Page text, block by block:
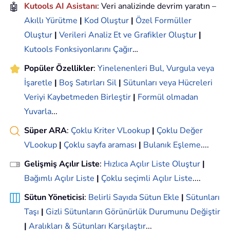
🤖 Kutools AI Asistanı: Veri analizinde devrim yaratın –
Akıllı Yürütme | Kod Oluştur | Özel Formüller
Oluştur | Verileri Analiz Et ve Grafikler Oluştur |
Kutools Fonksiyonlarını Çağır…
Popüler Özellikler: Yinelenenleri Bul, Vurgula veya
İşaretle | Boş Satırları Sil | Sütunları veya Hücreleri
Veriyi Kaybetmeden Birleştir | Formül olmadan
Yuvarla...
Süper ARA: Çoklu Kriter VLookup | Çoklu Değer
VLookup | Çoklu sayfa araması | Bulanık Eşleme....
Gelişmiş Açılır Liste: Hızlıca Açılır Liste Oluştur |
Bağımlı Açılır Liste | Çoklu seçimli Açılır Liste....
Sütun Yöneticisi: Belirli Sayıda Sütun Ekle | Sütunları
Taşı | Gizli Sütunların Görünürlük Durumunu Değiştir
| Aralıkları & Sütunları Karşılaştır...